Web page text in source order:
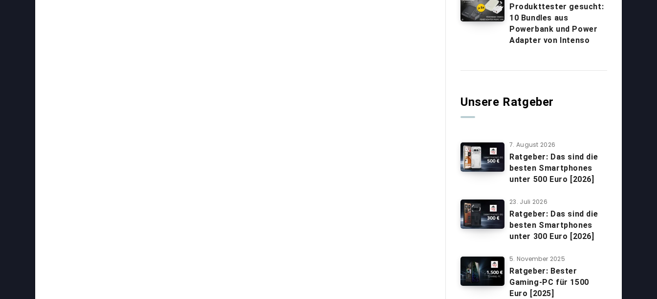
Produkttester gesucht:
10 Bundles aus
Powerbank und Power
Adapter von Intenso
Unsere Ratgeber
7. August 2026
Ratgeber: Das sind die
besten Smartphones
unter 500 Euro [2026]
23. Juli 2026
Ratgeber: Das sind die
besten Smartphones
unter 300 Euro [2026]
5. November 2025
Ratgeber: Bester
Gaming-PC für 1500
Euro [2025]